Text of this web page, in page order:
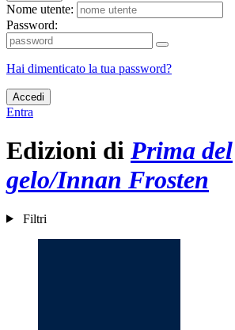
Nome utente:
Password:
Hai dimenticato la tua password?
Accedi
Entra
Edizioni di Prima del
gelo/Innan Frosten
Filtri